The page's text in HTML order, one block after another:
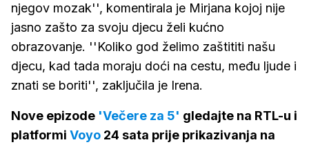
njegov mozak'', komentirala je Mirjana kojoj nije
jasno zašto za svoju djecu želi kućno
obrazovanje. ''Koliko god želimo zaštititi našu
djecu, kad tada moraju doći na cestu, među ljude i
znati se boriti'', zaključila je Irena.
Nove epizode 'Večere za 5' gledajte na RTL-u i
platformi Voyo 24 sata prije prikazivanja na